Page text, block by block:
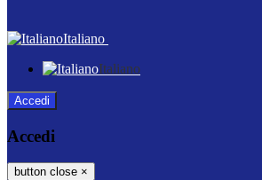
Italiano
Italiano
Accedi
Accedi
button close ×